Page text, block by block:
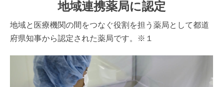
地域連携薬局に認定
地域と医療機関の間をつなぐ役割を担う薬局として都道
府県知事から認定された薬局です。※１